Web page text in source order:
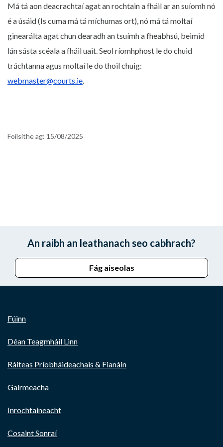
Má tá aon deacrachtaí agat an rochtain a fháil ar an suíomh nó
é a úsáid (Is cuma má tá míchumas ort), nó má tá moltaí
ginearálta agat chun dearadh an tsuímh a fheabhsú, beimid
lán sásta scéala a fháil uait. Seol ríomhphost le do chuid
tráchtanna agus moltaí le do thoil chuig:
webmaster@courts.ie
Foilsithe ag: 15/08/2025
An raibh an leathanach seo cabhrach?
Fág aiseolas
Fúinn
Déan Teagmháil Linn
Ráiteas Príobháideachais & Fianáin
Gairmeacha
Inrochtaineacht
Cosaint Sonraí